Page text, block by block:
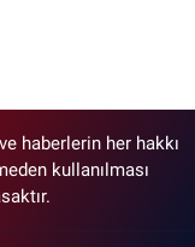
haberlerin her hakkı
kullanılması